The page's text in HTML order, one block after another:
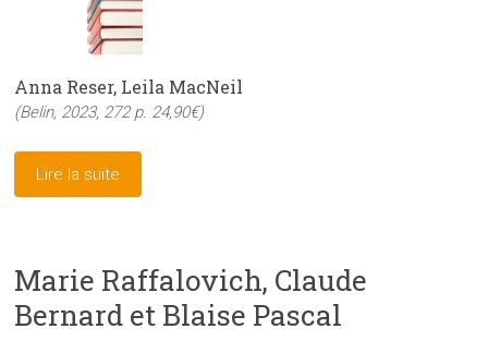
Anna Reser, Leila MacNeil
(Belin, 2023, 272 p. 24,90€)
Lire la suite
Marie Raffalovich, Claude
Bernard et Blaise Pascal